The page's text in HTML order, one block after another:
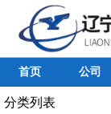
首页 公司
分类列表